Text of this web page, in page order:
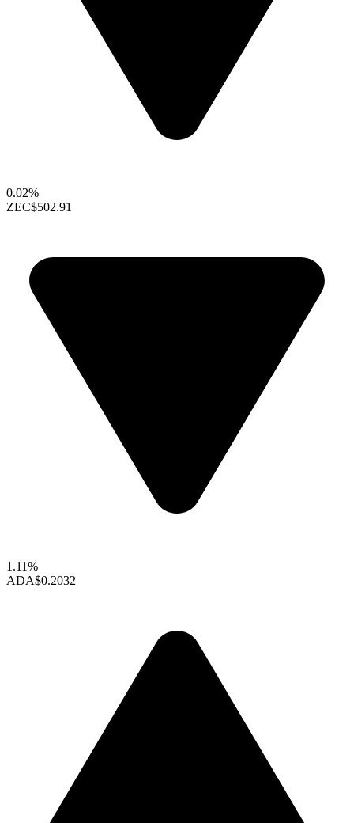
0.02%
ZEC$502.91
1.11%
ADA$0.2032